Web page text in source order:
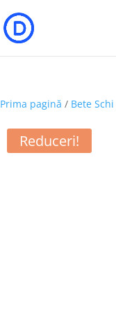
Prima pagină / Bete Schi
Reduceri!